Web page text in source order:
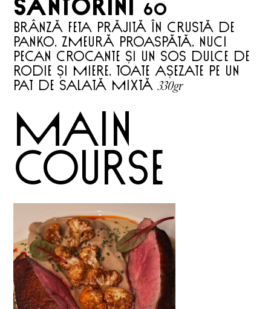
60
Brânză feta PRĂJITĂ în crustă de
panko, zmeură proaspătă, nuci
pecan crocante și un sos dulce de
rodie și miere, toate așezate pe un
pat de salată mixtă330gr
main
course